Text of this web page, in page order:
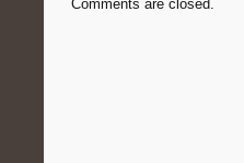
Comments are closed.